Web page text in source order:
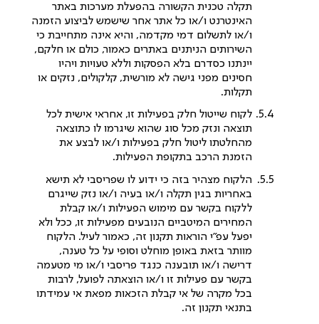
תקלה טכנית הקשורה בהפעלת מערכות באתר
האינטרנט ו/או כל אתר אחר שישמש לביצוע הזמנה
ו/או לתשלום דמי מקדמה, והיא אינה מתחייבת כי
השירותים הניתנים באתרים כאמור, כולם או חלקם,
יינתנו כסדרם בלא הפסקות וללא טעויות ויהיו
חסינים מפני גישה לא מורשית, קלקולים, נזקים או
תקלות.
לקוח שייטול חלק בפעילות זו, אחראי אישית לכל
תוצאה ונזק מכל סוג שהוא שיגרמו לו כתוצאה
מהחלטתו ליטול חלק בפעילות ו/או לבצע את
הזמנת הרכב בתקופת הפעילות.
הלקוח מצהיר בזה כי ידוע לו שפריסבי לא תישא
באחריות בגין תקלה ו/או בעיה ו/או נזק שייגרם
ללקוח בקשר עם מימוש הפעילות ו/או קבלת
המחירים המיטביים הנובעים מפעילות זו, ככל ולא
יפעל עפ”י הוראות תקנון זה, כאמור לעיל. הלקוח
מוותר בזאת באופן מוחלט וסופי על כל טענה,
דרישה ו/או תובענה כנגד פריסבי ו/או מי מטעמה
בקשר עם פעילות זו ו/או הוצאתה לפועל, לרבות
בכל מקרה של אי קבלת הזכאות מפאת אי עמידתו
בתנאי תקנון זה.